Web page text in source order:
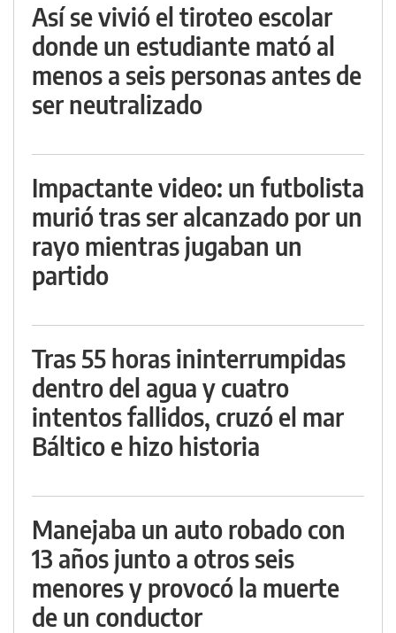
Así se vivió el tiroteo escolar
donde un estudiante mató al
menos a seis personas antes de
ser neutralizado
Impactante video: un futbolista
murió tras ser alcanzado por un
rayo mientras jugaban un
partido
Tras 55 horas ininterrumpidas
dentro del agua y cuatro
intentos fallidos, cruzó el mar
Báltico e hizo historia
Manejaba un auto robado con
13 años junto a otros seis
menores y provocó la muerte
de un conductor